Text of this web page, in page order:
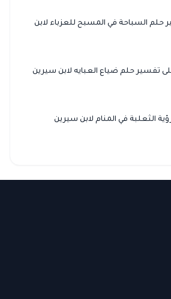
حلم السباحة في المسبح للعزباء لابن
تفسير حلم ضياع العبايه لابن سيرين
الثعلبة في المنام لابن سيرين